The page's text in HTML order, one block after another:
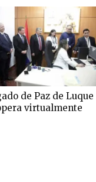
de Paz de Luque
virtualmente